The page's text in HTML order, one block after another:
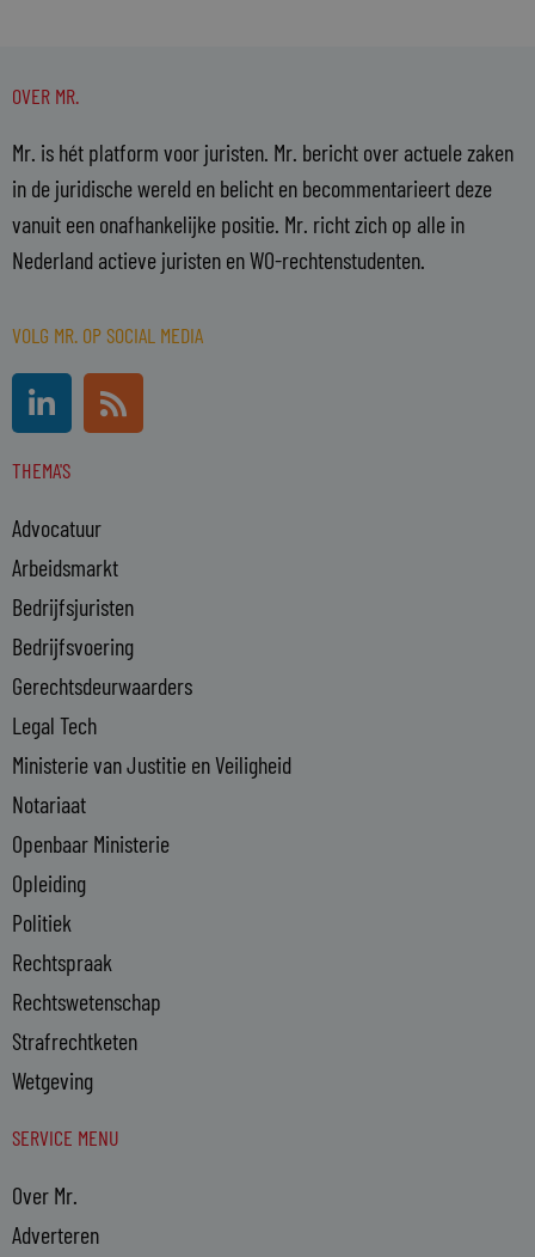
OVER MR.
Mr. is hét platform voor juristen. Mr. bericht over actuele zaken
in de juridische wereld en belicht en becommentarieert deze
vanuit een onafhankelijke positie. Mr. richt zich op alle in
Nederland actieve juristen en WO-rechtenstudenten.
VOLG MR. OP SOCIAL MEDIA
L
i
k
d
i
n
-
i
n
R
s
THEMA'S
Advocatuur
Arbeidsmarkt
Bedrijfsjuristen
Bedrijfsvoering
Gerechtsdeurwaarders
Legal Tech
Ministerie van Justitie en Veiligheid
Notariaat
Openbaar Ministerie
Opleiding
Politiek
Rechtspraak
Rechtswetenschap
Strafrechtketen
Wetgeving
SERVICE MENU
Over Mr.
Adverteren